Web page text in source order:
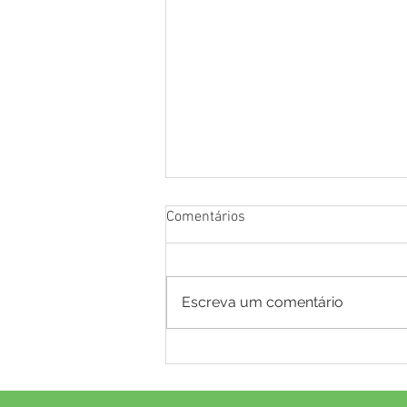
município avança de 4,8 para
Comentários
Escreva um comentário